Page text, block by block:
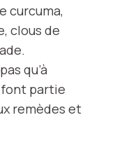
curcuma,
clous de
qu’à
font partie
remèdes et